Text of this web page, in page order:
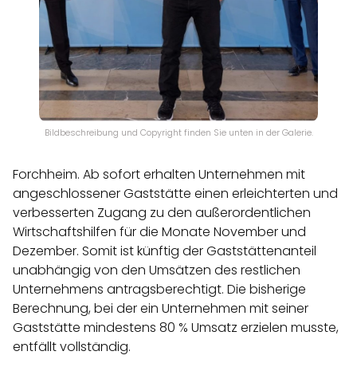
Bildbeschreibung und Copyright finden Sie unten in der Galerie.
Forchheim. Ab sofort erhalten Unternehmen mit
angeschlossener Gaststätte einen erleichterten und
verbesserten Zugang zu den außerordentlichen
Wirtschaftshilfen für die Monate November und
Dezember. Somit ist künftig der Gaststättenanteil
unabhängig von den Umsätzen des restlichen
Unternehmens antragsberechtigt. Die bisherige
Berechnung, bei der ein Unternehmen mit seiner
Gaststätte mindestens 80 % Umsatz erzielen musste,
entfällt vollständig.